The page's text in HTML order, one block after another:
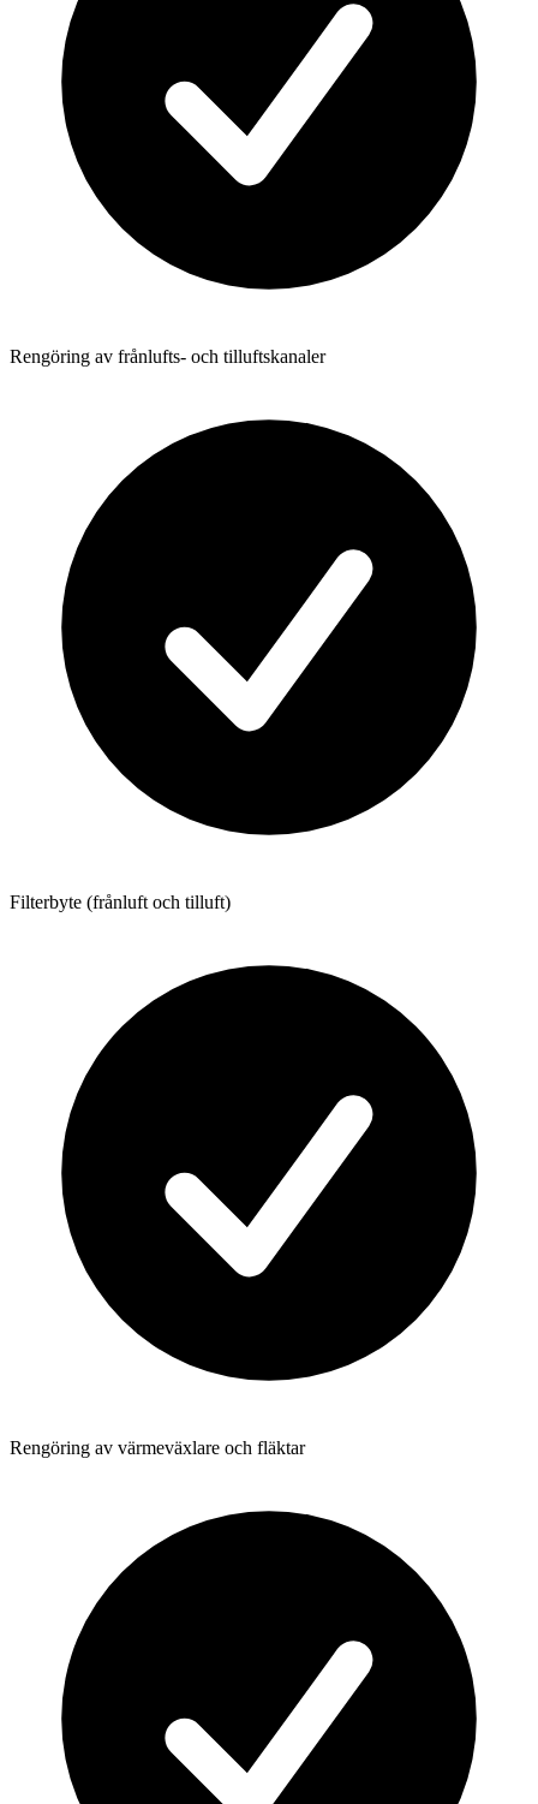
Rengöring av frånlufts- och tilluftskanaler
Filterbyte (frånluft och tilluft)
Rengöring av värmeväxlare och fläktar